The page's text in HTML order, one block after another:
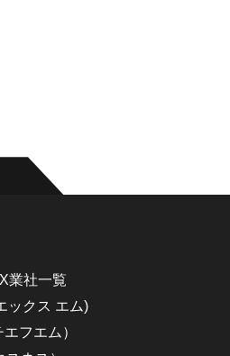
業社一覧
ックス エム)
フエム）